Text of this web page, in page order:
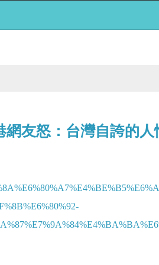
友怒：台灣自誇的人